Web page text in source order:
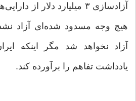
آزادسازی ۳ میلیارد دلار
هیچ وجه مسدود شده‌ای آزاد
آزاد نخواهد شد مگر اینکه
یادداشت تفاهم را برآورده کند.